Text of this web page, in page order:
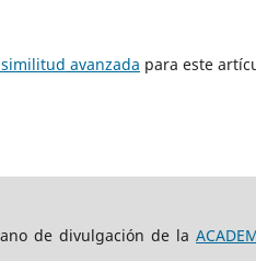
avanzada para este
de divulgación de la